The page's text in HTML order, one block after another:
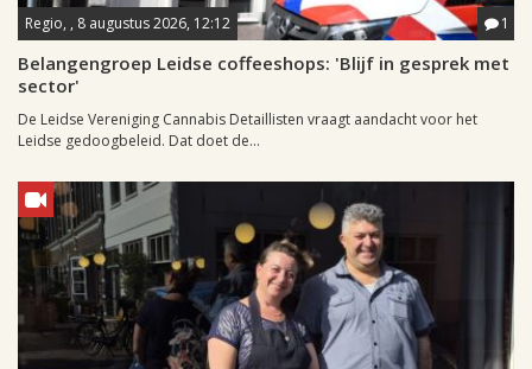
Regio, , 8 augustus 2026, 12:12 1
Belangengroep Leidse coffeeshops: 'Blijf in gesprek met
sector'
De Leidse Vereniging Cannabis Detaillisten vraagt aandacht voor het
Leidse gedoogbeleid. Dat doet de...